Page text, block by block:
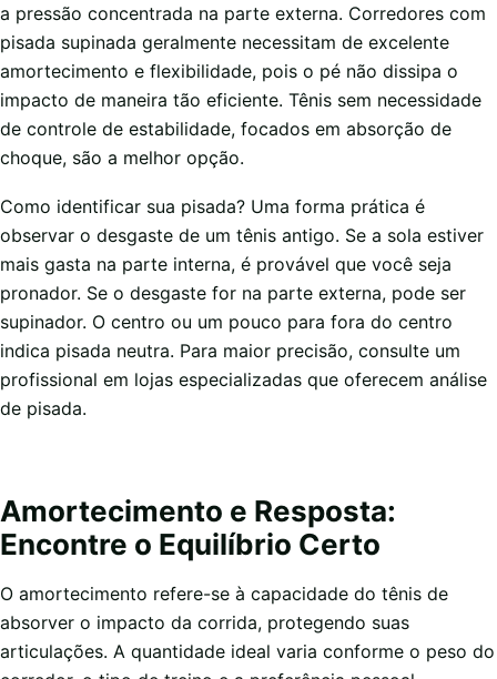
a pressão concentrada na parte externa. Corredores com
pisada supinada geralmente necessitam de excelente
amortecimento e flexibilidade, pois o pé não dissipa o
impacto de maneira tão eficiente. Tênis sem necessidade
de controle de estabilidade, focados em absorção de
choque, são a melhor opção.
Como identificar sua pisada? Uma forma prática é
observar o desgaste de um tênis antigo. Se a sola estiver
mais gasta na parte interna, é provável que você seja
pronador. Se o desgaste for na parte externa, pode ser
supinador. O centro ou um pouco para fora do centro
indica pisada neutra. Para maior precisão, consulte um
profissional em lojas especializadas que oferecem análise
de pisada.
Amortecimento e Resposta:
Encontre o Equilíbrio Certo
O amortecimento refere-se à capacidade do tênis de
absorver o impacto da corrida, protegendo suas
articulações. A quantidade ideal varia conforme o peso do